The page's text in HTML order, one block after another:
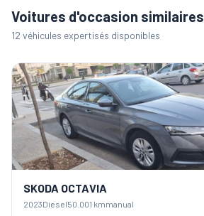
Voitures d'occasion similaires
12 véhicules expertisés disponibles
SKODA OCTAVIA
2023Diesel50.001 kmmanual